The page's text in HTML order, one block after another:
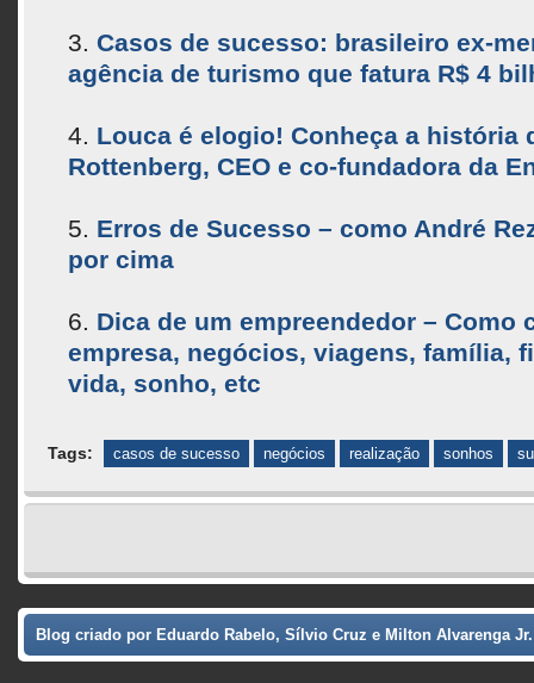
Casos de sucesso: brasileiro ex-
agência de turismo que fatura R$ 4
Louca é elogio! Conheça a história
Rottenberg, CEO e co-fundadora da
Erros de Sucesso – como André
por cima
Dica de um empreendedor – Como
empresa, negócios, viagens, família,
vida, sonho, etc
Tags: casos de sucesso negócios realização sonhos
Blog criado por Eduardo Rabelo, Sílvio Cruz e Milton Alvarenga Jr.